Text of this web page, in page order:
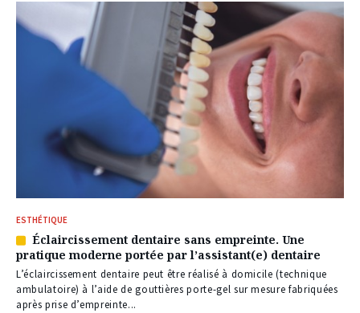
ESTHÉTIQUE
Article
réservé
à
nos
abonnés
Éclaircissement dentaire sans empreinte. Une
pratique moderne portée par l’assistant(e) dentaire
L’éclaircissement dentaire peut être réalisé à domicile (technique
ambulatoire) à l’aide de gouttières porte-gel sur mesure fabriquées
après prise d’empreinte...